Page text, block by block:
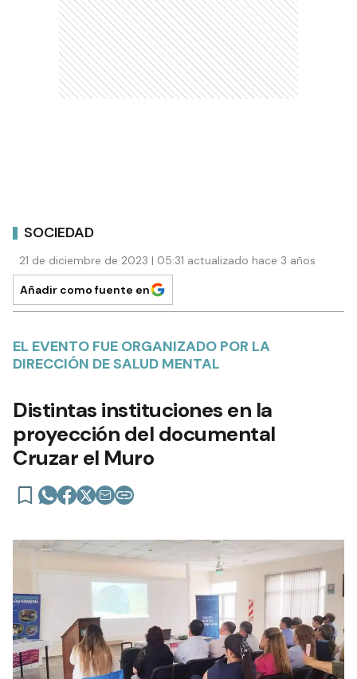
SOCIEDAD
21 de diciembre de 2023 | 05:31 actualizado hace 3 años
Añadir como fuente en
EL EVENTO FUE ORGANIZADO POR LA
DIRECCIÓN DE SALUD MENTAL
Distintas instituciones en la
proyección del documental
Cruzar el Muro